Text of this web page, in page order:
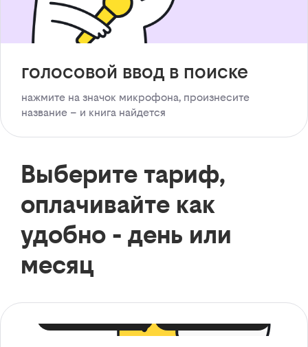
голосовой ввод в поиске
нажмите на значок микрофона, произнесите
название – и книга найдется
Выберите тариф,
оплачивайте как
удобно - день или
месяц